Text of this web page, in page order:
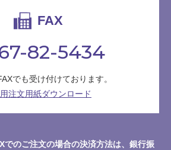
FAX
82-5434
でも受け付けております。
注文用紙ダウンロード
のご注文の場合の決済方法は、銀行振